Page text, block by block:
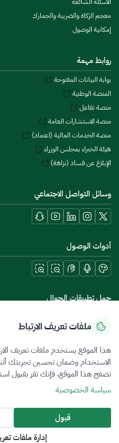
معجم الزكاة والضريبة والجمارك
إمكانية الوصول
روابط مهمة
بوابة البيانات المفتوحة
المنصة الوطنية
منصة تفاعل
منصة الاستشارات العامة
منصة الخدمات المالية (اعتماد)
هيئة الخبراء بمجلس الوزراء
الإبلاغ عن فساد (نزاهة)
وسائل التواصل الاجتماعي
أدوات الوصول
حمل تطبيقات الجوال
سياسة الخصوصيةشروط الاستخدامخريطة
جميع الحقوق محفوظة 2026 © ZATCA.GOV.SA
تم تطويره وصيانته بواسطة هيئة الزكاة
آخر تحديث للموقع في
ملفات تعريف الارتباط
هذا الموقع يستخدم ملفات تعريف
الاستخدام وضمان تحسين تجربتك
تصفح هذا الموقع، فإنك تقر بقبول
سياسة الخصوصية
قبول
إدارة ملفات